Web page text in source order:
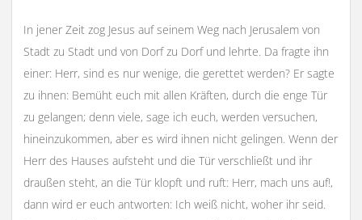
In jener Zeit zog Jesus auf seinem Weg nach Jerusalem von
Stadt zu Stadt und von Dorf zu Dorf und lehrte. Da fragte ihn
einer: Herr, sind es nur wenige, die gerettet werden? Er sagte
zu ihnen: Bemüht euch mit allen Kräften, durch die enge Tür
zu gelangen; denn viele, sage ich euch, werden versuchen,
hineinzukommen, aber es wird ihnen nicht gelingen. Wenn der
Herr des Hauses aufsteht und die Tür verschließt und ihr
draußen steht, an die Tür klopft und ruft: Herr, mach uns auf!,
dann wird er euch antworten: Ich weiß nicht, woher ihr seid.